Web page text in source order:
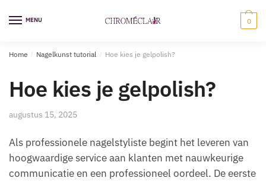
naar
naar
MENU 0
Home / Nagelkunst tutorial / Hoe kies je gelpolish?
Hoe kies je gelpolish?
augustus 15, 2025
Als professionele nagelstyliste begint het leveren van
hoogwaardige service aan klanten met nauwkeurige
communicatie en een professioneel oordeel. De eerste